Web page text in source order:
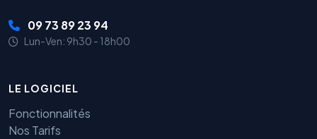
09 73 89 23 94
Lun-Ven: 9h30 - 18h00
LE LOGICIEL
Fonctionnalités
Nos Tarifs